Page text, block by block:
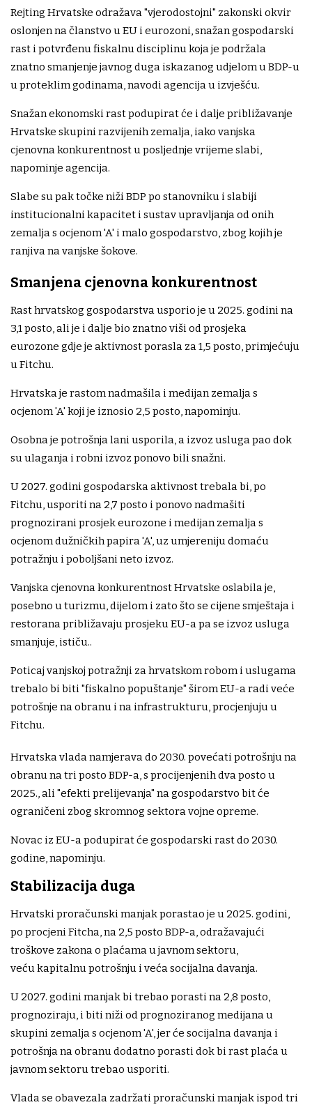
Rejting Hrvatske odražava "vjerodostojni" zakonski okvir
oslonjen na članstvo u EU i eurozoni, snažan gospodarski
rast i potvrđenu fiskalnu disciplinu koja je podržala
znatno smanjenje javnog duga iskazanog udjelom u BDP-u
u proteklim godinama, navodi agencija u izvješću.
Snažan ekonomski rast podupirat će i dalje približavanje
Hrvatske skupini razvijenih zemalja, iako vanjska
cjenovna konkurentnost u posljednje vrijeme slabi,
napominje agencija.
Slabe su pak točke niži BDP po stanovniku i slabiji
institucionalni kapacitet i sustav upravljanja od onih
zemalja s ocjenom 'A' i malo gospodarstvo, zbog kojih je
ranjiva na vanjske šokove.
Smanjena cjenovna konkurentnost
Rast hrvatskog gospodarstva usporio je u 2025. godini na
3,1 posto, ali je i dalje bio znatno viši od prosjeka
eurozone gdje je aktivnost porasla za 1,5 posto, primjećuju
u Fitchu.
Hrvatska je rastom nadmašila i medijan zemalja s
ocjenom 'A' koji je iznosio 2,5 posto, napominju.
Osobna je potrošnja lani usporila, a izvoz usluga pao dok
su ulaganja i robni izvoz ponovo bili snažni.
U 2027. godini gospodarska aktivnost trebala bi, po
Fitchu, usporiti na 2,7 posto i ponovo nadmašiti
prognozirani prosjek eurozone i medijan zemalja s
ocjenom dužničkih papira 'A', uz umjereniju domaću
potražnju i poboljšani neto izvoz.
Vanjska cjenovna konkurentnost Hrvatske oslabila je,
posebno u turizmu, dijelom i zato što se cijene smještaja i
restorana približavaju prosjeku EU-a pa se izvoz usluga
smanjuje, ističu..
Poticaj vanjskoj potražnji za hrvatskom robom i uslugama
trebalo bi biti "fiskalno popuštanje" širom EU-a radi veće
potrošnje na obranu i na infrastrukturu, procjenjuju u
Fitchu.
Hrvatska vlada namjerava do 2030. povećati potrošnju na
obranu na tri posto BDP-a, s procijenjenih dva posto u
2025., ali "efekti prelijevanja" na gospodarstvo bit će
ograničeni zbog skromnog sektora vojne opreme.
Novac iz EU-a podupirat će gospodarski rast do 2030.
godine, napominju.
Stabilizacija duga
Hrvatski proračunski manjak porastao je u 2025. godini,
po procjeni Fitcha, na 2,5 posto BDP-a, odražavajući
troškove zakona o plaćama u javnom sektoru,
veću kapitalnu potrošnju i veća socijalna davanja.
U 2027. godini manjak bi trebao porasti na 2,8 posto,
prognoziraju, i biti niži od prognoziranog medijana u
skupini zemalja s ocjenom 'A', jer će socijalna davanja i
potrošnja na obranu dodatno porasti dok bi rast plaća u
javnom sektoru trebao usporiti.
Vlada se obavezala zadržati proračunski manjak ispod tri